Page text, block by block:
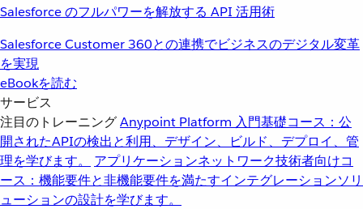
Salesforce のフルパワーを解放する API 活用術
Salesforce Customer 360との連携でビジネスのデジタル変革
を実現
eBookを読む
サービス
注目のトレーニングAnypoint Platform 入門基礎コース：公
開されたAPIの検出と利用、デザイン、ビルド、デプロイ、管
理を学びます。
アプリケーションネットワーク技術者向けコ
ース：機能要件と非機能要件を満たすインテグレーションソリ
ューションの設計を学びます。